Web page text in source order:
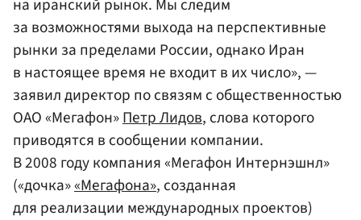
на иранский рынок. Мы следим
за возможностями выхода на перспективные
рынки за пределами России, однако Иран
в настоящее время не входит в их число», —
заявил директор по связям с общественностью
ОАО «Мегафон»Петр Лидов, слова которого
приводятся в сообщении компании.
В 2008 году компания «Мегафон Интернэшнл»
(«дочка»«Мегафона», созданная
для реализации международных проектов)